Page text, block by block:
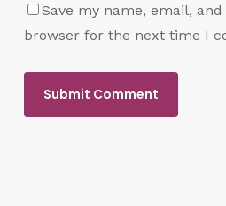
Save my name, email,
browser for the next time I